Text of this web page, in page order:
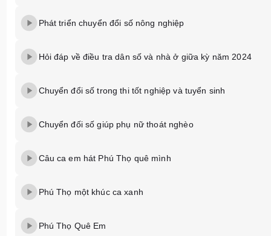
Phát triển chuyển đổi số nông nghiệp
Hỏi đáp về điều tra dân số và nhà ở giữa kỳ năm 2024
Chuyển đổi số trong thi tốt nghiệp và tuyển sinh
Chuyển đối số giúp phụ nữ thoát nghèo
Câu ca em hát Phú Thọ quê mình
Phú Thọ một khúc ca xanh
Phú Thọ Quê Em